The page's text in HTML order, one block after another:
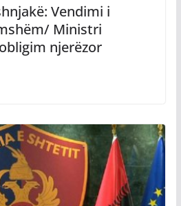
Vendimi i
Ministri
njerëzor